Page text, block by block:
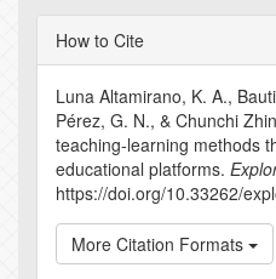
Article
Details
How to Cite
Luna Altamirano, K. A.,
Pérez, G. N., & Chunchi
teaching-learning methods
educational platforms.
https://doi.org/10.33262/
More Citation Formats